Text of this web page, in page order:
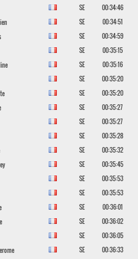
SE
00:34:46
SE
00:34:51
SE
00:34:59
SE
00:35:15
SE
00:35:16
SE
00:35:20
SE
00:35:20
SE
00:35:27
SE
00:35:27
SE
00:35:28
SE
00:35:32
SE
00:35:45
SE
00:35:53
SE
00:35:53
SE
00:36:01
SE
00:36:02
SE
00:36:05
SE
00:36:33